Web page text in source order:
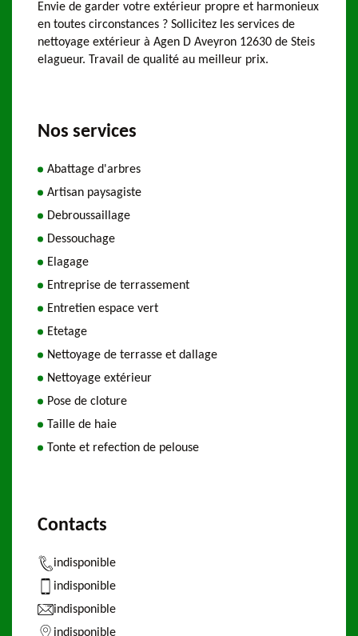
Envie de garder votre extérieur propre et harmonieux
en toutes circonstances ? Sollicitez les services de
nettoyage extérieur à Agen D Aveyron 12630 de Steis
elagueur. Travail de qualité au meilleur prix.
Nos services
Abattage d'arbres
Artisan paysagiste
Debroussaillage
Dessouchage
Elagage
Entreprise de terrassement
Entretien espace vert
Etetage
Nettoyage de terrasse et dallage
Nettoyage extérieur
Pose de cloture
Taille de haie
Tonte et refection de pelouse
Contacts
indisponible
indisponible
indisponible
indisponible